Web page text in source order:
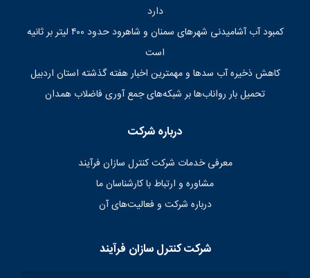
دارد
کمبود آب آشامیدنی شهرهای سمنان و شاهرود حدود ۴۰۰ لیتر بر ثانیه
است
کاهش ذخیره آب سدها و مهمترین اخبار هفته گذشته استان اردبیل
تحمیل بار رواناب‌ها بر شبکه‌های جمع آوری فاضلاب همدان
درباره شرکت
معرفی خدمات شرکت کنترل سازان فرآیند
مشاوره و ارتباط با کارشناسان ما
درباره شرکت و فعالیت‌های آن
شرکت کنترل سازان فرآیند